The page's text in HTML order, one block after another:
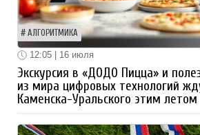
АЛГОРИТМИКА
12:05 | 16 июля
Экскурсия в «ДОДО Пицца» и
из мира цифровых технологий
Каменска-Уральского этим летом